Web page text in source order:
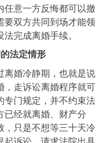
任意一方反悔都可以撤
要双方共同到场才能领
完成离婚手续。
法定情形
婚冷静期，也就是说
，走诉讼离婚程序就可
专门规定，并不约束法
已经就离婚、财产分
只是不想等三十天冷